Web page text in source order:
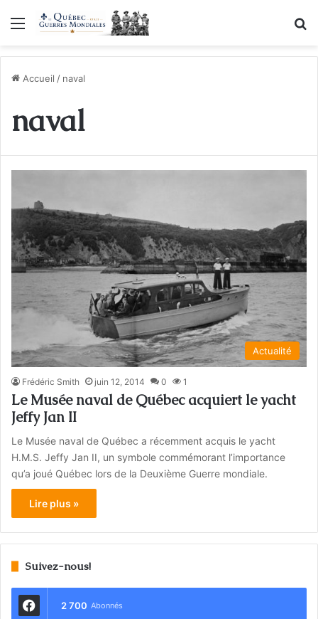
Menu
Accueil / naval
naval
Actualité
Frédéric Smith juin 12, 2014 0 1
Le Musée naval de Québec acquiert le yacht
Jeffy Jan II
Le Musée naval de Québec a récemment acquis le yacht
H.M.S. Jeffy Jan II, un symbole commémorant l’importance
qu’a joué Québec lors de la Deuxième Guerre mondiale.
Lire plus »
Suivez-nous!
2 700 Abonnés